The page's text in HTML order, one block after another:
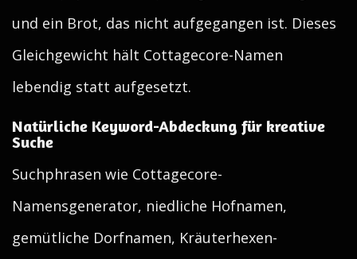
und ein Brot, das nicht aufgegangen ist. Dieses
Gleichgewicht hält Cottagecore-Namen
lebendig statt aufgesetzt.
Natürliche Keyword-Abdeckung für kreative
Suche
Suchphrasen wie Cottagecore-
Namensgenerator, niedliche Hofnamen,
gemütliche Dorfnamen, Kräuterhexen-